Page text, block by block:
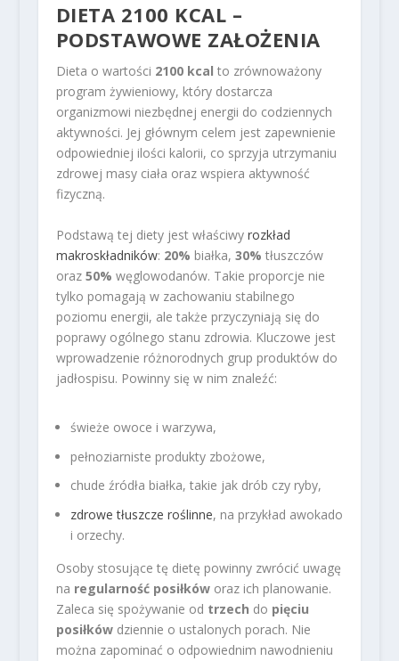
DIETA 2100 KCAL –
PODSTAWOWE ZAŁOŻENIA
Dieta o wartości 2100 kcal to zrównoważony
program żywieniowy, który dostarcza
organizmowi niezbędnej energii do codziennych
aktywności. Jej głównym celem jest zapewnienie
odpowiedniej ilości kalorii, co sprzyja utrzymaniu
zdrowej masy ciała oraz wspiera aktywność
fizyczną.
Podstawą tej diety jest właściwy rozkład
makroskładników: 20% białka, 30% tłuszczów
oraz 50% węglowodanów. Takie proporcje nie
tylko pomagają w zachowaniu stabilnego
poziomu energii, ale także przyczyniają się do
poprawy ogólnego stanu zdrowia. Kluczowe jest
wprowadzenie różnorodnych grup produktów do
jadłospisu. Powinny się w nim znaleźć:
świeże owoce i warzywa,
pełnoziarniste produkty zbożowe,
chude źródła białka, takie jak drób czy ryby,
zdrowe tłuszcze roślinne, na przykład awokado
i orzechy.
Osoby stosujące tę dietę powinny zwrócić uwagę
na regularność posiłkóworaz ich planowanie.
Zaleca się spożywanie od trzech do pięciu
posiłkówdziennie o ustalonych porach. Nie
można zapominać o odpowiednim nawodnieniu